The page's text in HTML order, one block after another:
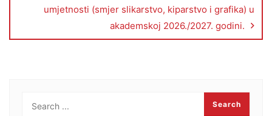
umjetnosti (smjer slikarstvo, kiparstvo i grafika) u
akademskoj 2026./2027. godini.